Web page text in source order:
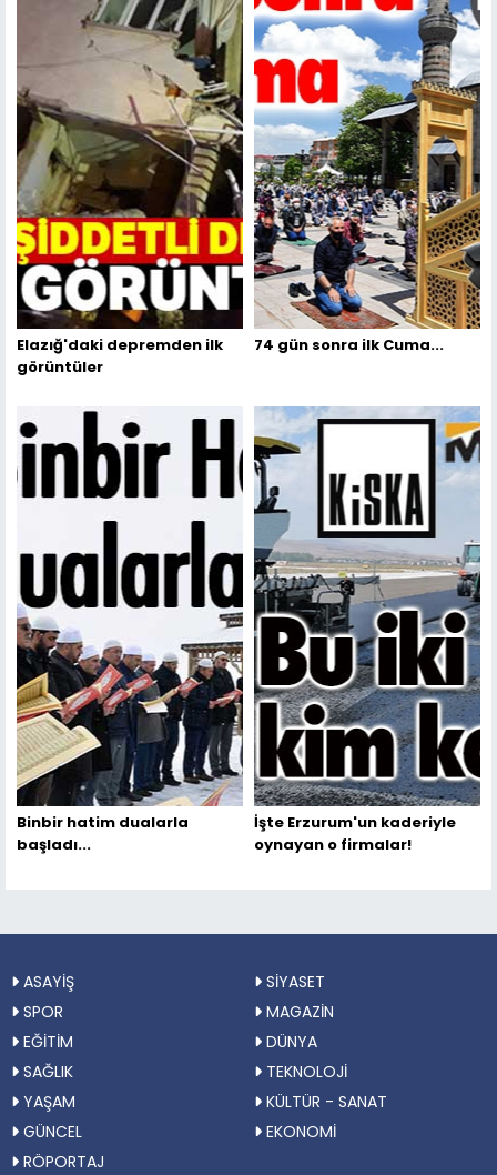
Elazığ'daki depremden ilk
görüntüler
74 gün sonra ilk Cuma...
Binbir hatim dualarla
başladı...
İşte Erzurum'un kaderiyle
oynayan o firmalar!
ASAYİŞ
SİYASET
SPOR
MAGAZİN
EĞİTİM
DÜNYA
SAĞLIK
TEKNOLOJİ
YAŞAM
KÜLTÜR - SANAT
GÜNCEL
EKONOMİ
RÖPORTAJ